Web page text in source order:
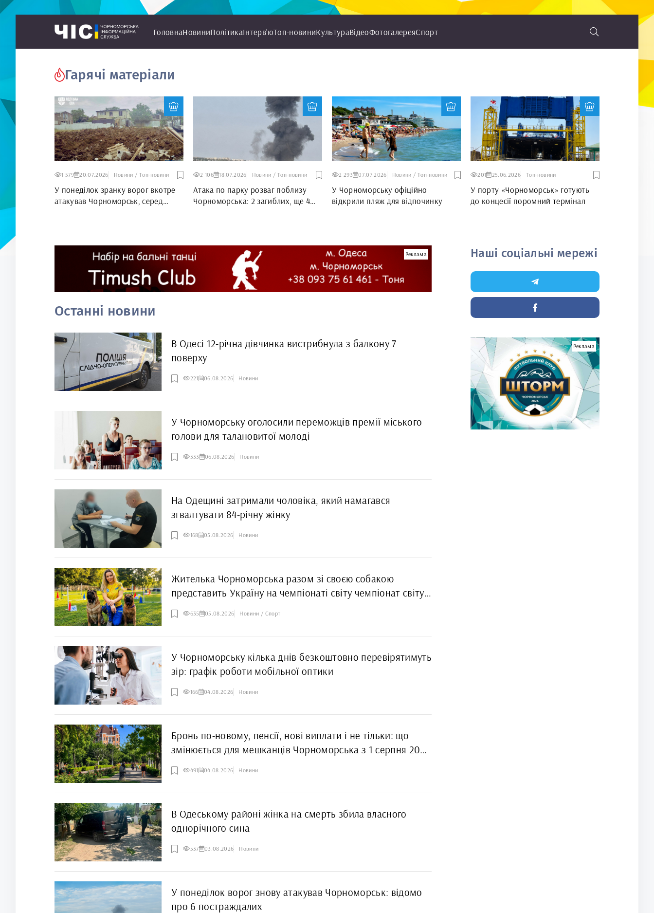
ГоловнаНовиниПолітикаІнтерв'юТоп-новиниКультураВідеоФотогалереяСпорт
Гарячі матеріали
1 579 20.07.2026 Новини / Топ-новини
У понеділок зранку ворог вкотре
атакував Чорноморськ, серед
2 106 18.07.2026 Новини / Топ-новини
Атака по парку розваг поблизу
Чорноморська: 2 загиблих, ще 4
2 293 07.07.2026 Новини / Топ-новини
У Чорноморську офіційно
відкрили пляж для відпочинку
201 25.06.2026 Топ-новини
У порту «Чорноморськ» готують
до концесії поромний термінал
Реклама
Останні новини
В Одесі 12-річна дівчинка вистрибнула з балкону 7
поверху
221 06.08.2026 Новини
У Чорноморську оголосили переможців премії міського
голови для талановитої молоді
333 06.08.2026 Новини
На Одещині затримали чоловіка, який намагався
згвалтувати 84-річну жінку
168 05.08.2026 Новини
Жителька Чорноморська разом зі своєю собакою
представить Україну на чемпіонаті світу чемпіонат світу з
Rally Obedience
635 05.08.2026 Новини / Спорт
У Чорноморську кілька днів безкоштовно перевірятимуть
зір: графік роботи мобільної оптики
166 04.08.2026 Новини
Бронь по-новому, пенсії, нові виплати і не тільки: що
змінюється для мешканців Чорноморська з 1 серпня 2026
року
491 04.08.2026 Новини
В Одеському районі жінка на смерть збила власного
однорічного сина
537 03.08.2026 Новини
У понеділок ворог знову атакував Чорноморськ: відомо
про 6 постраждалих
Наші соціальні мережі
Реклама